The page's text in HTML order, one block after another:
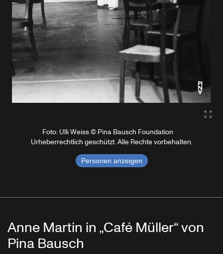
Foto: Ulli Weiss © Pina Bausch Foundation
Urheberrechtlich geschützt. Alle Rechte vorbehalten.
Personen anzeigen
Anne Martin in „Café Müller“ von
Pina Bausch